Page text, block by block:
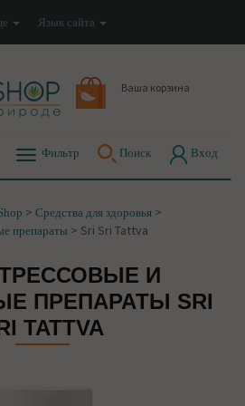
Язык сайта
Ваша корзина
Фильтр Поиск Вход
> Средства для здоровья >
препараты > Sri Sri Tattva
И
ПРЕПАРАТЫ SRI
TATTVA